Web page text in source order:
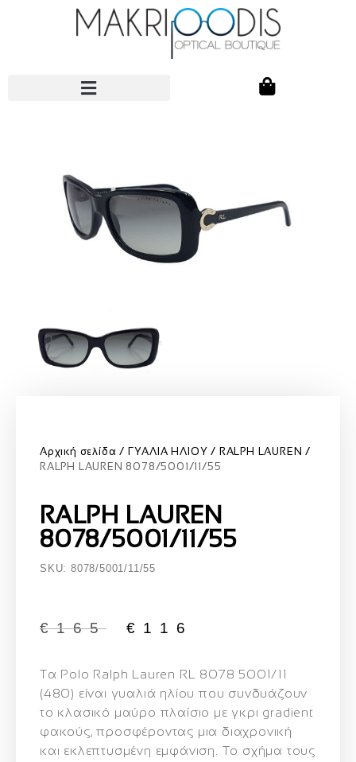
Αρχική σελίδα ΓΥΑΛΙΑ ΗΛΙΟΥ
RALPH LAUREN
RALPH LAUREN 8078/5001/11/55
RALPH LAUREN
8078/5001/11/55
SKU: 8078/5001/11/55
€165 € 116
Τα Polo Ralph Lauren RL 8078 5001/11
(480) είναι γυαλιά ηλίου που συνδυάζουν
το κλασικό μαύρο πλαίσιο με γκρι gradient
φακούς, προσφέροντας μια διαχρονική
και εκλεπτυσμένη εμφάνιση.
Το σχήμα τους